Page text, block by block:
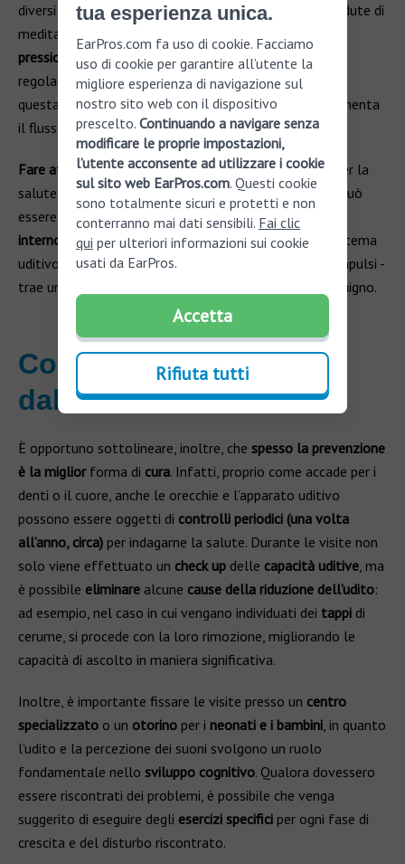
diversi
vantaggi anche sull'udito . Infatti, durante le sedute di
meditazioni, si aiuta il corpo a
pressione sanguigna e migliorare la circolazione,
regolarizzando i processi fisiologici. Dal momento che
questa pratica favorisce ilrilassamento profondo
, aumenta
il flusso sanguigno verso il cervello.
Fare attività fisicaquotidianamente è un toccasana per la
salute della persona a 360°. In particolare, muoversi può
essere un valido aiuto per lacircolazione dell’orecchio
interno
: la coclea - componente fondamentale del sistema
uditivo e responsabile di trasformare le vibrazioni in impulsi -
trae un grande beneficio dall’aumento del flusso sanguigno.
Controlli periodici
dall’otorino
È opportuno sottolineare, inoltre, che spesso la prevenzione
è la miglior forma di cura. Infatti, proprio come accade per i
denti o il cuore, anche le orecchie e l’apparato uditivo
possono essere oggetti di controlli periodici (una volta
all’anno, circa) per indagarne la salute. Durante le visite non
solo viene effettuato un check up delle capacità uditive, ma
è possibile eliminare alcune cause della riduzione dell’udito:
ad esempio, nel caso in cui vengano individuati dei tappi di
cerume, si procede con la loro rimozione, migliorando le
capacità di ascolto in maniera significativa.
Inoltre, è importante fissare le visite presso un centro
specializzato o un otorino per i neonati e i bambini, in quanto
l’udito e la percezione dei suoni svolgono un ruolo
fondamentale nello sviluppo cognitivo. Qualora dovessero
essere riscontrati dei problemi, è possibile che venga
suggerito di eseguire degli esercizi specifici per ogni fase di
crescita e del disturbo riscontrato.
tua esperienza unica.
EarPros.com fa uso di cookie. Facciamo
uso di cookie per garantire all’utente la
migliore esperienza di navigazione sul
nostro sito web con il dispositivo
prescelto. Continuando a navigare senza
modificare le proprie impostazioni,
l’utente acconsente ad utilizzare i cookie
sul sito web EarPros.com. Questi cookie
sono totalmente sicuri e protetti e non
conterranno mai dati sensibili. Fai clic
qui per ulteriori informazioni sui cookie
usati da EarPros.
Accetta
Rifiuta tutti